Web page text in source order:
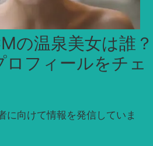
の温泉美女は誰？
ロフィールをチェ
に向けて情報を発信していま